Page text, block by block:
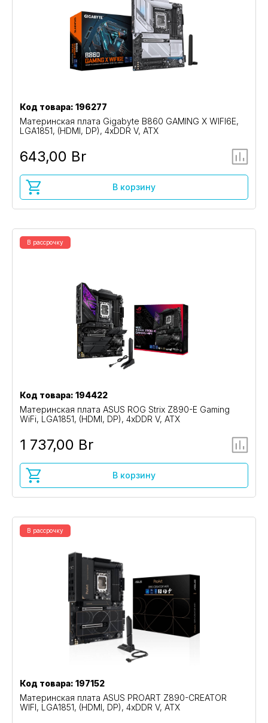
Код товара: 196277
Материнская плата Gigabyte B860 GAMING X WIFI6E,
LGA1851, (HDMI, DP), 4xDDR V, ATX
643,00 Br
В корзину
В рассрочку
Код товара: 194422
Материнская плата ASUS ROG Strix Z890-E Gaming
WiFi, LGA1851, (HDMI, DP), 4xDDR V, ATX
1 737,00 Br
В корзину
В рассрочку
Код товара: 197152
Материнская плата ASUS PROART Z890-CREATOR
WIFI, LGA1851, (HDMI, DP), 4xDDR V, ATX